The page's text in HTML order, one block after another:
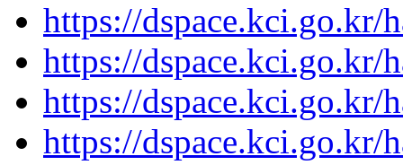
https://dspace.kci.go.kr/
https://dspace.kci.go.kr/
https://dspace.kci.go.kr/
https://dspace.kci.go.kr/